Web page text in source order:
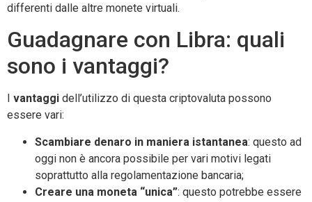
differenti dalle altre monete virtuali.
Guadagnare con Libra: quali
sono i vantaggi?
vantaggi dell’utilizzo di questa criptovaluta possono
essere vari:
Scambiare denaro in maniera istantanea: questo ad
oggi non è ancora possibile per vari motivi legati
soprattutto alla regolamentazione bancaria;
Creare una moneta “unica”: questo potrebbe essere